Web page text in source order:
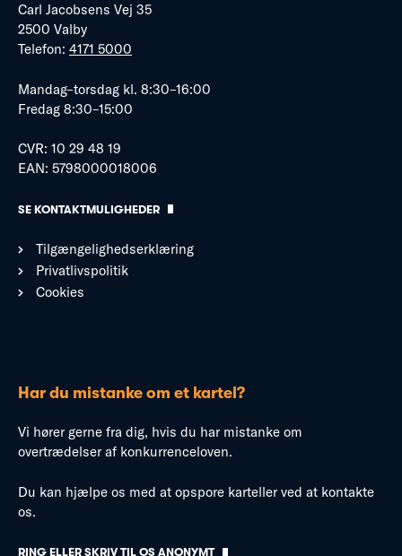
Carl Jacobsens Vej 35
2500 Valby
Telefon: 4171 5000
Mandag–torsdag kl. 8:30–16:00
Fredag 8:30–15:00
CVR: 10 29 48 19
EAN: 5798000018006
SE KONTAKTMULIGHEDER
Tilgængelighedserklæring
Privatlivspolitik
Cookies
Har du mistanke om et kartel?
Vi hører gerne fra dig, hvis du har mistanke om
overtrædelser af konkurrenceloven.
Du kan hjælpe os med at opspore karteller ved at kontakte
os.
RING ELLER SKRIV TIL OS ANONYMT